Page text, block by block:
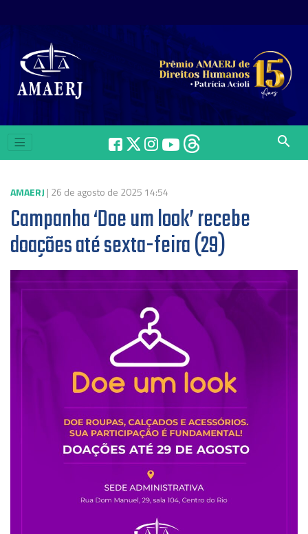
search
AMAERJ | 26 de agosto de 2025 14:54
Campanha ‘Doe um look’ recebe
doações até sexta-feira (29)